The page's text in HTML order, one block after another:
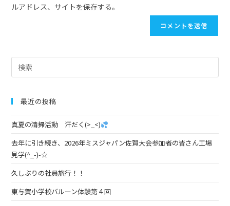
ルアドレス、サイトを保存する。
最近の投稿
真夏の清掃活動 汗だく(>_<)
去年に引き続き、2026年ミスジャパン佐賀大会参加者の皆さん工場
見学(^_-)-☆
久しぶりの社員旅行！！
東与賀小学校バルーン体験第４回